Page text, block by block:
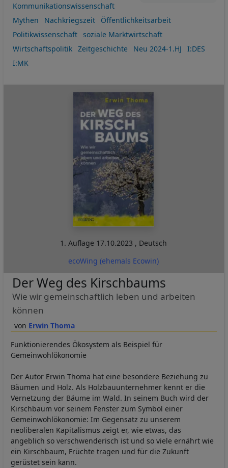
Kommunikationswissenschaft
Mythen
Nachkriegszeit
Öffentlichkeitsarbeit
Politikwissenschaft
soziale Marktwirtschaft
Wirtschaftspolitik
Zeitgeschichte Neu 2024-1.HJ
I:DES
I:MK
1. Auflage 17.10.2023 , Deutsch
ecoWing (ehemals Ecowin)
Erwin Thoma
Der Weg des Kirschbaums
Wie wir gemeinschaftlich leben und arbeiten
können
Funktionierendes Ökosystem als Beispiel für
Gemeinwohlökonomie
Der Autor Erwin Thoma hat eine besondere Beziehung zu
Bäumen und Holz. Als Holzbauunternehmer kennt er die
Vernetzung der Bäume im Wald. In seinem Buch wird der
Kirschbaum vor seinem Fenster zum Symbol einer
Gemeinwohlökonomie: Im Gegensatz zu unserem
neoliberalen Kapitalismus zeigt er, wie etwas, das
angeblich so verschwenderisch ist und so viele ernährt wie
ein Kirschbaum, Früchte tragen und für die Zukunft
gerüstet sein kann.